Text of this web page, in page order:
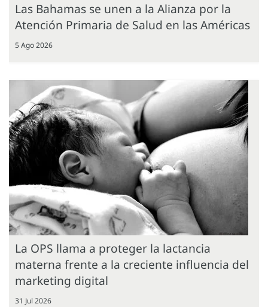
Las Bahamas se unen a la Alianza por la
Atención Primaria de Salud en las Américas
5 Ago 2026
La OPS llama a proteger la lactancia
materna frente a la creciente influencia del
marketing digital
31 Jul 2026